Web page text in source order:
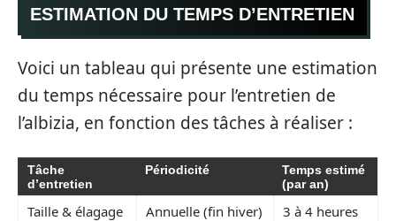
ESTIMATION DU TEMPS D’ENTRETIEN
Voici un tableau qui présente une estimation
du temps nécessaire pour l’entretien de
l’albizia, en fonction des tâches à réaliser :
Tâche
d’entretien
Périodicité
Temps estimé
(par an)
Taille & élagage Annuelle (fin hiver)
3 à 4 heures